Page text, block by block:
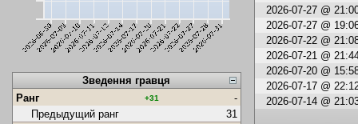
Зведення гравця
Ранг
+31
-
Предыдущий ранг
31
2026-07-27 @
2026-07-27 @
2026-07-22 @
2026-07-21 @
2026-07-20 @
2026-07-17 @
2026-07-14 @